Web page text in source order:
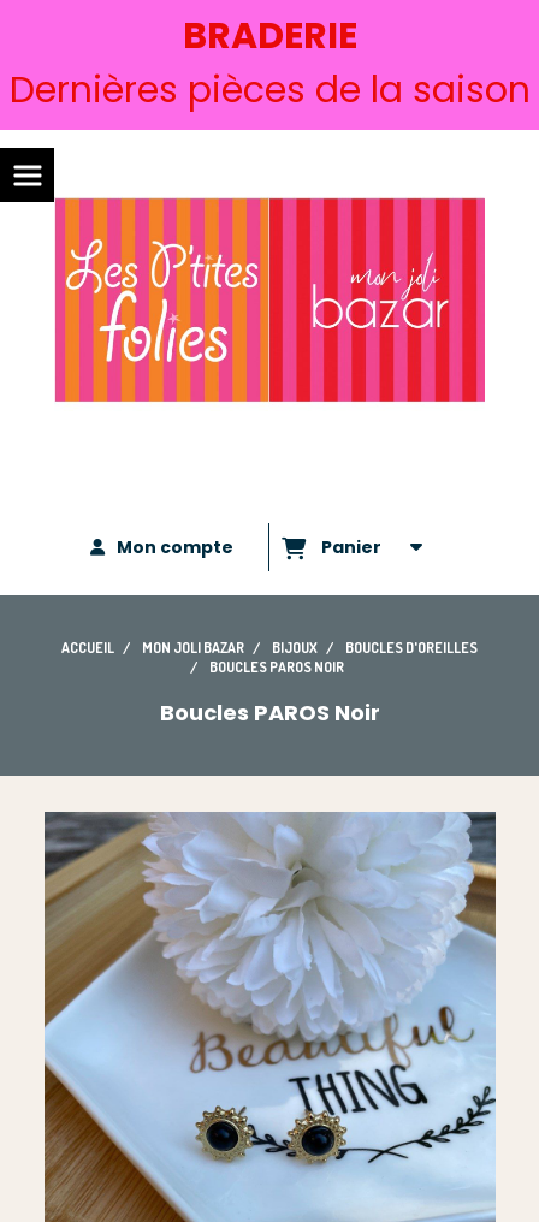
BRADERIE
Dernières pièces de la saison
Mon compte Panier
ACCUEIL MON JOLI BAZAR BIJOUX
BOUCLES D'OREILLES
BOUCLES PAROS NOIR
Boucles PAROS Noir